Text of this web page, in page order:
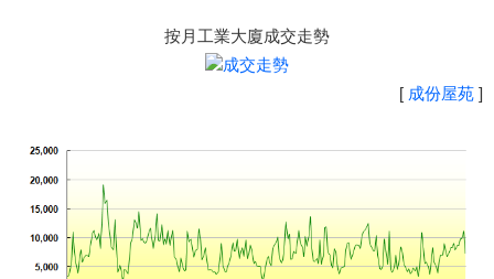
按月工業大廈成交走勢
[ 成份屋苑 ]